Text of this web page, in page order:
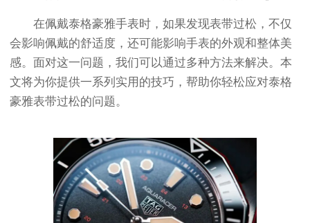
在佩戴泰格豪雅手表时，如果发现表带过松，不仅
会影响佩戴的舒适度，还可能影响手表的外观和整体美
感。面对这一问题，我们可以通过多种方法来解决。本
文将为你提供一系列实用的技巧，帮助你轻松应对泰格
豪雅表带过松的问题。